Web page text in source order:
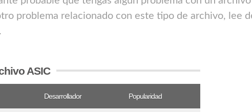
problema relacionado con este tipo de archivo, lee
ASIC
Desarrollador Popularidad